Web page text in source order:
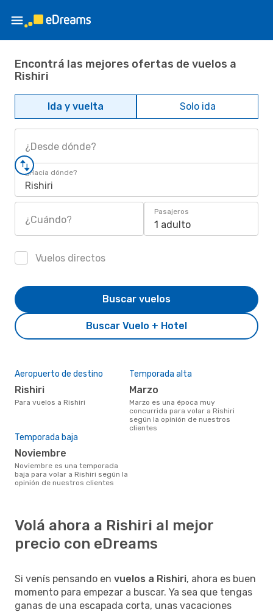
Encontrá las mejores ofertas de vuelos a
Rishiri
Ida y vuelta Solo ida
¿Desde dónde?
¿Hacia dónde?
Rishiri
¿Cuándo?
Pasajeros
1 adulto
Vuelos directos
Buscar Vuelo + Hotel
Buscar vuelos
Aeropuerto de destino
Rishiri
Para vuelos a Rishiri
Temporada alta
marzo
marzo es una época muy
concurrida para volar a Rishiri
según la opinión de nuestros
clientes
Temporada baja
noviembre
noviembre es una temporada
baja para volar a Rishiri según la
opinión de nuestros clientes
Volá ahora a Rishiri al mejor
precio con eDreams
Si venís pensando en vuelos a Rishiri, ahora es buen
momento para empezar a buscar. Ya sea que tengas
ganas de una escapada corta, unas vacaciones